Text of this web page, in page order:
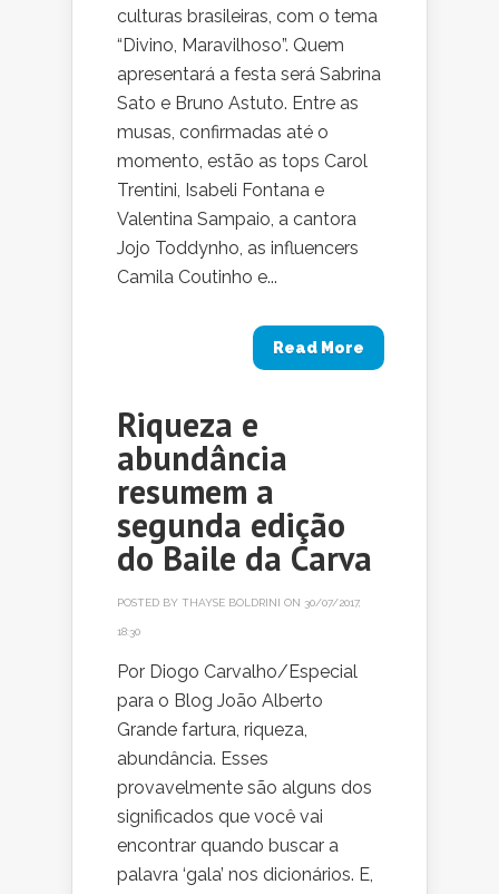
culturas brasileiras, com o tema
“Divino, Maravilhoso”. Quem
apresentará a festa será Sabrina
Sato e Bruno Astuto. Entre as
musas, confirmadas até o
momento, estão as tops Carol
Trentini, Isabeli Fontana e
Valentina Sampaio, a cantora
Jojo Toddynho, as influencers
Camila Coutinho e...
Read More
Riqueza e
abundância
resumem a
segunda edição
do Baile da Carva
POSTED BY THAYSE BOLDRINI ON 30/07/2017,
18:30
Por Diogo Carvalho/Especial
para o Blog João Alberto
Grande fartura, riqueza,
abundância. Esses
provavelmente são alguns dos
significados que você vai
encontrar quando buscar a
palavra ‘gala’ nos dicionários. E,